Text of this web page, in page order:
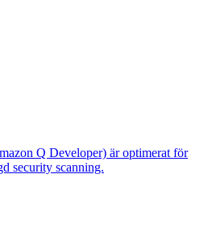
Q Developer) är optimerat för
security scanning.